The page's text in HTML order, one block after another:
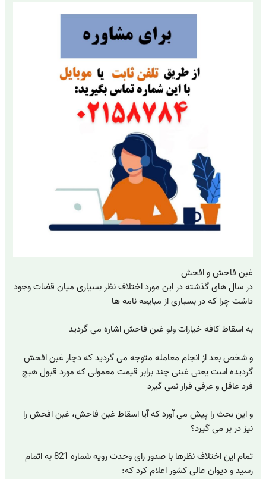
غبن فاحش و افحش
در سال های گذشته در این مورد اختلاف نظر بسیاری میان قضات وجود
داشت چرا که در بسیاری از مبایعه نامه ها
به اسقاط کافه خیارات ولو غبن فاحش اشاره می گردید
و شخص بعد از انجام معامله متوجه می گردید که دچار غبن افحش
گردیده است یعنی غبنی چند برابر قیمت معمولی که مورد قبول هیچ
فرد عاقل و عرفی قرار نمی گیرد
و این بحث را پیش می آورد که آیا اسقاط غبن فاحش، غبن افحش را
نیز در بر می گیرد؟
تمام این اختلاف نظرها با صدور رای وحدت رویه شماره 821 به اتمام
رسید و دیوان عالی کشور اعلام کرد که: